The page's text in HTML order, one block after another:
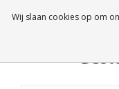
Wij slaan cookies op om